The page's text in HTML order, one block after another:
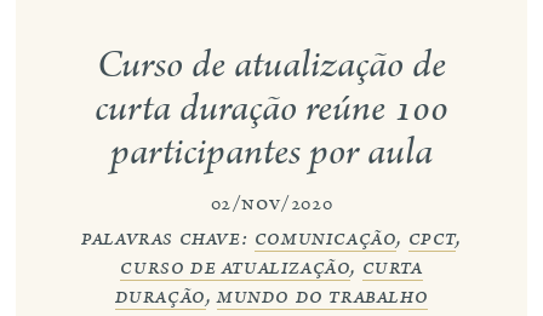
nossas pesquisas
publicações
notícias
eventos
contato
Curso de atualização de
curta duração reúne 100
participantes por aula
02/nov/2020
palavras chave: comunicação, cpct,
curso de atualização, curta
duração,mundo do trabalho